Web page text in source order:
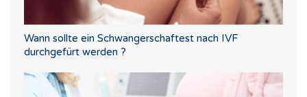
Wann sollte ein Schwangerschaftest nach IVF
durchgefürt werden ?